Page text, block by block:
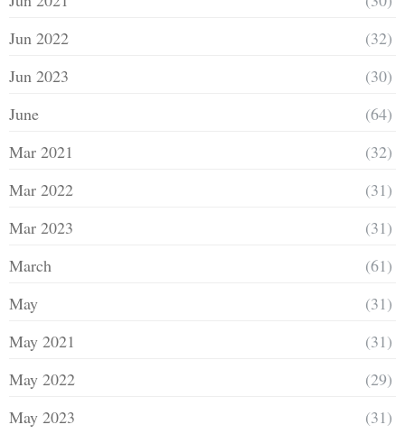
Jun 2022
(32)
Jun 2023
(30)
June
(64)
Mar 2021
(32)
Mar 2022
(31)
Mar 2023
(31)
March
(61)
May
(31)
May 2021
(31)
May 2022
(29)
May 2023
(31)